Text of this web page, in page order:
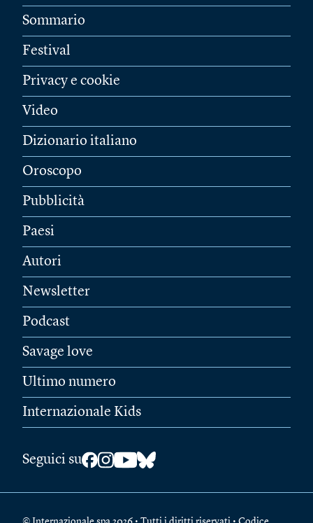
Sommario
Festival
Privacy e cookie
Video
Dizionario italiano
Oroscopo
Pubblicità
Paesi
Autori
Newsletter
Podcast
Savage love
Ultimo numero
Internazionale Kids
Seguici su